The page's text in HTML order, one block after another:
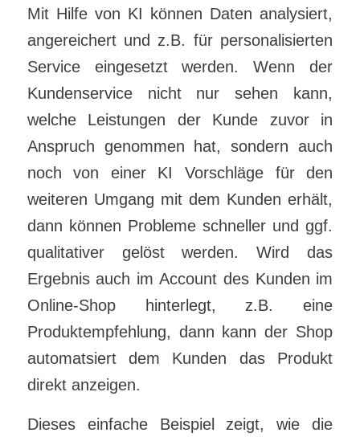
Mit Hilfe von KI können Daten analysiert,
angereichert und z.B. für personalisierten
Service eingesetzt werden. Wenn der
Kundenservice nicht nur sehen kann,
welche Leistungen der Kunde zuvor in
Anspruch genommen hat, sondern auch
noch von einer KI Vorschläge für den
weiteren Umgang mit dem Kunden erhält,
dann können Probleme schneller und ggf.
qualitativer gelöst werden. Wird das
Ergebnis auch im Account des Kunden im
Online-Shop hinterlegt, z.B. eine
Produktempfehlung, dann kann der Shop
automatsiert dem Kunden das Produkt
direkt anzeigen.
Dieses einfache Beispiel zeigt, wie die